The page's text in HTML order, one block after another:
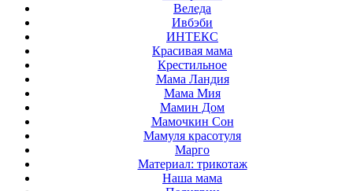
Веледа
Ивбэби
ИНТЕКС
Красивая мама
Крестильное
Мама Ландия
Мама Мия
Мамин Дом
Мамочкин Сон
Мамуля красотуля
Марго
Материал: трикотаж
Наша мама